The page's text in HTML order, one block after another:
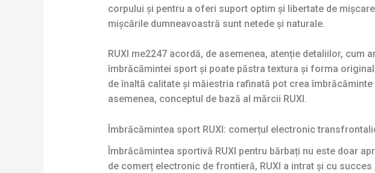
corpului și pentru a oferi suport optim și libertate de
mișcările dumneavoastră sunt netede și naturale.
RUXI me2247 acordă, de asemenea, atenție detaliilor,
îmbrăcămintei sport și poate păstra textura și forma
de înaltă calitate și măiestria rafinată pot crea
asemenea, conceptul de bază al mărcii RUXI.
Îmbrăcămintea sport RUXI: comerțul electronic
Îmbrăcămintea sportivă RUXI pentru bărbați nu este doar
de comerț electronic de frontieră, RUXI a intrat și cu